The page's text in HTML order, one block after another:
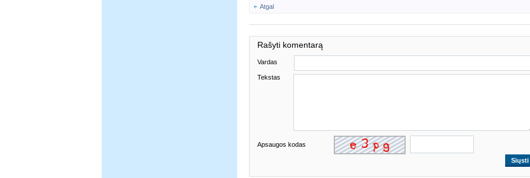
Atgal
Rašyti komentarą
Vardas
Tekstas
Apsaugos kodas